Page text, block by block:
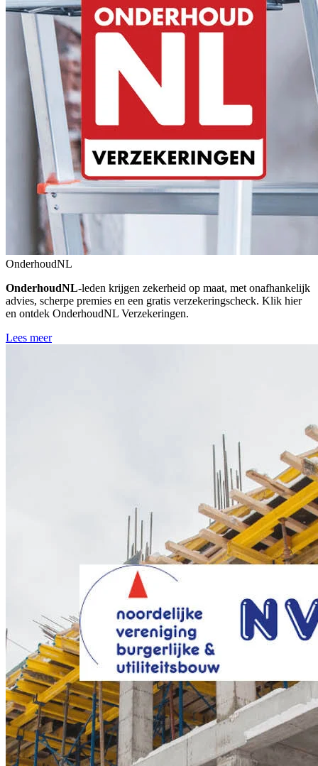
OnderhoudNL
OnderhoudNL‑leden krijgen zekerheid op maat, met onafhankelijk
advies, scherpe premies en een gratis verzekeringscheck. Klik hier
en ontdek OnderhoudNL Verzekeringen.
Lees meer